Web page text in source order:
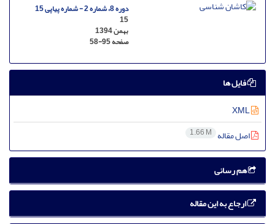
دوره 8، شماره 2 - شماره پیاپی 15
15
بهمن 1394
صفحه58-95
فایل ها
اصل مقاله 1.66 M
هم رسانی
ارجاع به این مقاله